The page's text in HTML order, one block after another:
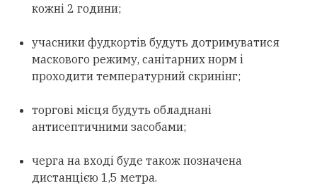
кожні 2 години;
учасники фудкортів будуть дотримуватися
маскового режиму, санітарних норм і
проходити температурний скринінг;
торгові місця будуть обладнані
антисептичними засобами;
черга на вході буде також позначена
дистанцією 1,5 метра.